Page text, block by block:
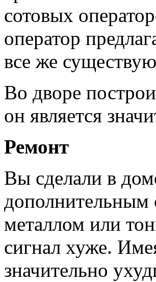
сотовых
оператор
все же
Во дворе
он является
Ремонт
Вы сделали в
дополнительным
металлом или
сигнал хуже.
значительно